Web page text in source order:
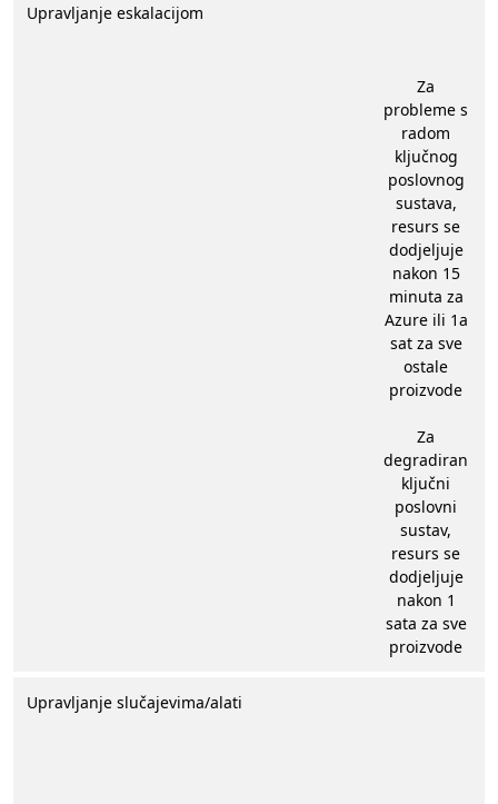
Upravljanje eskalacijom
Za
probleme s
radom
ključnog
poslovnog
sustava,
resurs se
dodjeljuje
nakon 15
minuta za
Azure ili 1a
sat za sve
ostale
proizvode
Za
degradiran
ključni
poslovni
sustav,
resurs se
dodjeljuje
nakon 1
sata za sve
proizvode
Upravljanje slučajevima/alati